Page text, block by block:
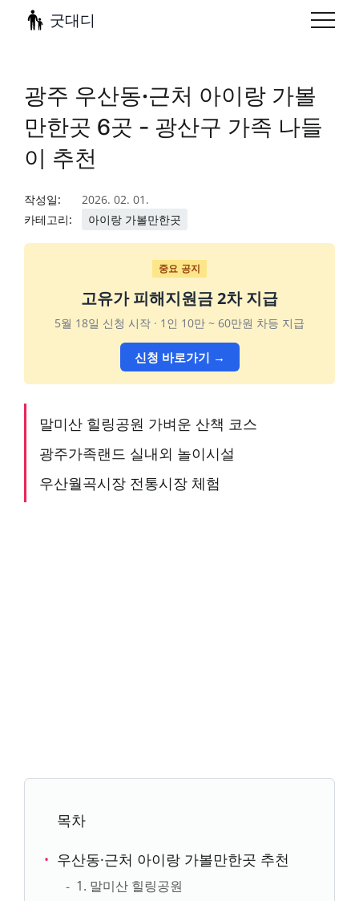
굿대디
광주 우산동·근처 아이랑 가볼
만한곳 6곳 - 광산구 가족 나들
이 추천
작성일:
2026. 02. 01.
카테고리:
아이랑 가볼만한곳
중요 공지
고유가 피해지원금 2차 지급
5월 18일 신청 시작 · 1인 10만 ~ 60만원 차등 지급
신청 바로가기 →
말미산 힐링공원 가벼운 산책 코스
광주가족랜드 실내외 놀이시설
우산월곡시장 전통시장 체험
목차
우산동·근처 아이랑 가볼만한곳 추천
1. 말미산 힐링공원